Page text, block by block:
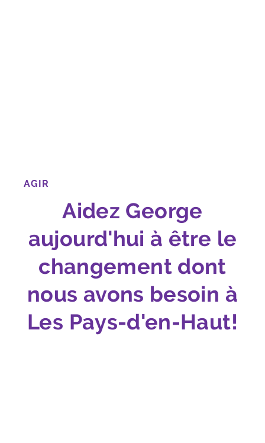
AGIR
Aidez George
aujourd'hui à être le
changement dont
nous avons besoin à
Les Pays-d'en-Haut!‍